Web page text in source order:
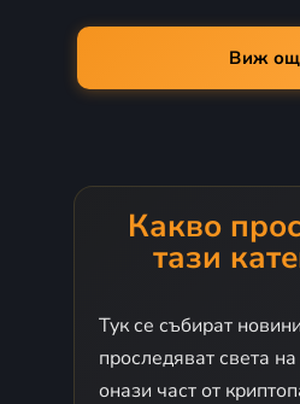
Виж
Какво
тази
Тук се събират
проследяват света
онази част от